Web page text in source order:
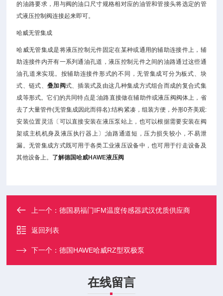
的油路要求，用与阀的油口尺寸规格相对应的油管和管接头将选定的管
式液压控制阀连接起来即可。
哈威无管集成
哈威无管集成是将液压控制元件固定在某种或通用的辅助连接件上，辅
助连接件内开有一系列通油孔道，液压控制元件之间的油路通过这些通
油孔道来实现。按辅助连接件形式的不同，无管集成可分为板式、块
式、链式、 叠加阀式、插装式及由这几种集成方式组合而成的复合式集
成等形式。它们的共同特点是:油路直接做在辅助件或液压阀阀体上，省
去了大量管件(无管集成因此而得名):结构紧凑，组装方便，外形0齐美观:
安装位置灵活〔可以直接安装在液压泵站上，也可以根据需要安装在阀
架或主机机身及液压执行器上〕;油路通道短，压力损失较小，不易泄
漏。无管集成方式既可用于各类工业液压设备中，也可用于行走设备及
其他设备上。 了解德国哈威HAWE液压阀
上一个：德国易福门IFM温度传感器武汉优质供应商
返回列表
下一个：德国HAWE哈威RZ型双极泵
在线留言